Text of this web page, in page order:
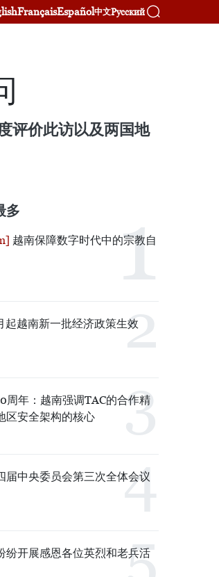
FrançaisEspañol中文Русский
评价此访以及两国地
多
越南保障数字时代中的宗教自
起越南新一批经济政策生效
周年：越南强调TAC的合作精
区安全架构的核心
届中央委员会第三次全体会议
纷开展感恩各位英烈和老兵活